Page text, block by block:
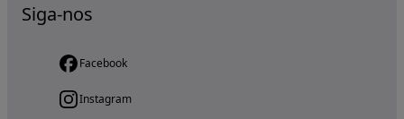
Siga-nos
Facebook
Instagram